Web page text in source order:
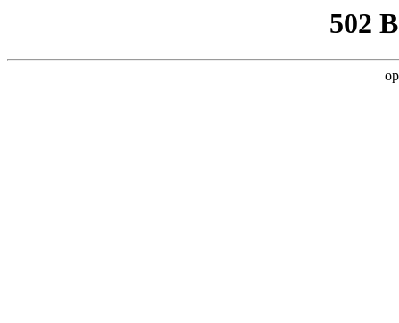
502